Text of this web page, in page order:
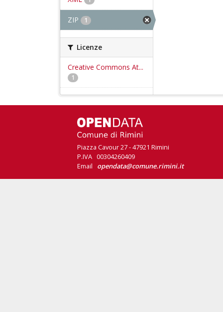
ZIP 1
Licenze
Creative Commons At...
1
Piazza Cavour 27 - 47921 Rimini
P.IVA 00304260409
Email opendata@comune.rimini.it